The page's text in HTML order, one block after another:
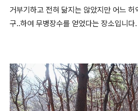
거부기하고 전혀 닮지는 않았지만 어느 허
구..하여 무병장수를 얻었다는 장소입니다.